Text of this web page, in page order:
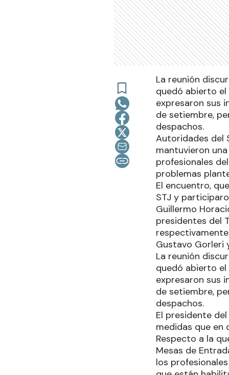
La reunión
quedó abierto
expresaron sus
de setiembre,
despachos.
Autoridades del
mantuvieron
profesionales
problemas
El encuentro,
STJ y
Guillermo
presidentes del
Gustavo Gorleri
La reunión
quedó abierto
expresaron sus
de setiembre,
despachos.
El presidente
medidas que en
Respecto a la
Mesas de
los